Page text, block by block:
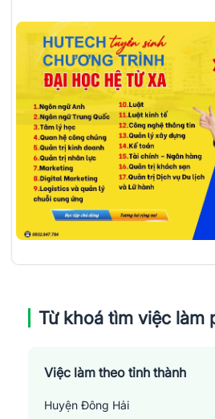
Từ khoá tìm việc làm
Việc làm theo tỉnh thành
Huyện Đông Hải